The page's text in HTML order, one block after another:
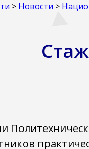
> Новости >